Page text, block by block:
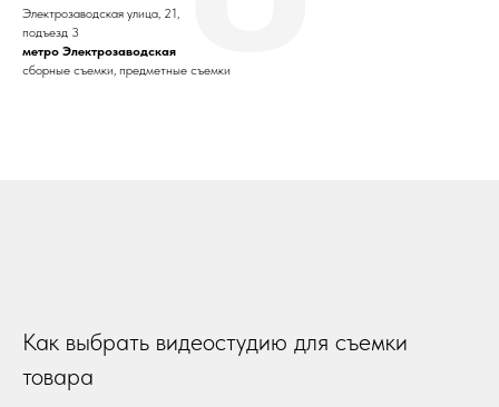
Электрозаводская улица, 21,
подъезд 3
метро Электрозаводская
сборные съемки, предметные съемки
Как выбрать видеостудию для съемки
товара